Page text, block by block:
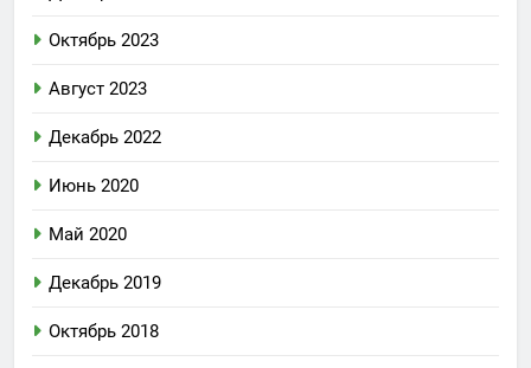
Октябрь 2023
Август 2023
Декабрь 2022
Июнь 2020
Май 2020
Декабрь 2019
Октябрь 2018